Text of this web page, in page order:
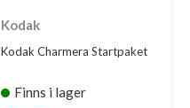
Kodak
Kodak Charmera Startpaket
Finns i lager